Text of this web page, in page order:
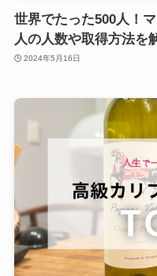
世界でたった500人！
人の人数や取得方法を
2024年5月16日